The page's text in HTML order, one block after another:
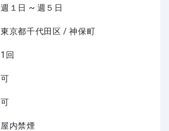
週１日 ~ 週５日
東京都千代田区 / 神保町
1回
可
可
屋内禁煙